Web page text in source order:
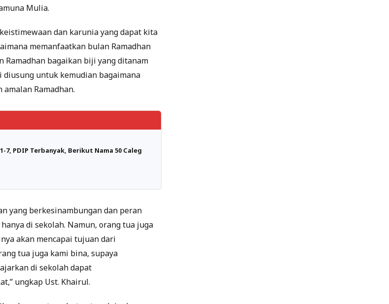
Mulia.
dan karunia yang dapat kita
memanfaatkan bulan Ramadhan
bagaikan biji yang ditanam
diusung untuk kemudian bagaimana
Ramadhan.
7, PDIP Terbanyak, Berikut Nama 50 Caleg
yang berkesinambungan dan peran
di sekolah. Namun, orang tua juga
akan mencapai tujuan dari
tua juga kami bina, supaya
di sekolah dapat
ungkap Ust. Khairul.